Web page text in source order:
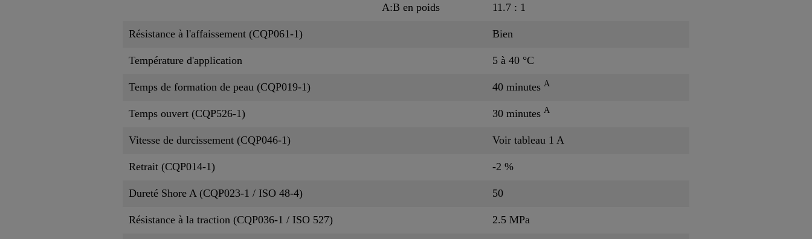
A:B en poids
11.7 : 1
Résistance à l'affaissement (CQP061-1) Bien
Température d'application 5 à 40 °C
Temps de formation de peau (CQP019-1) 40 minutes A
Temps ouvert (CQP526-1) 30 minutes A
Vitesse de durcissement (CQP046-1) Voir tableau 1 A
Retrait (CQP014-1) -2 %
Dureté Shore A (CQP023-1 / ISO 48-4) 50
Résistance à la traction (CQP036-1 / ISO 527) 2.5 MPa